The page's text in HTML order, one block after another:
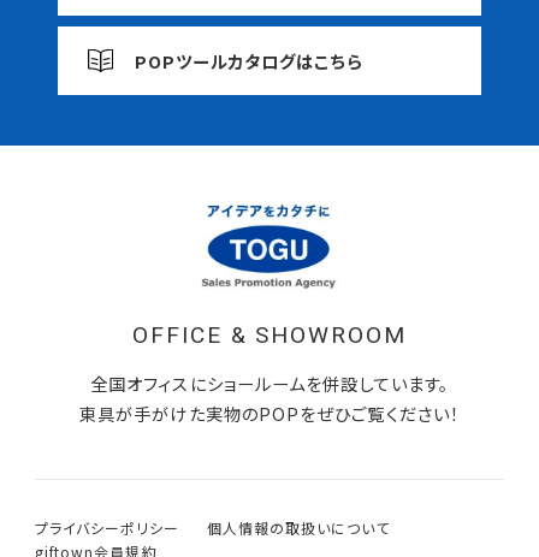
POPツールカタログはこちら
OFFICE & SHOWROOM
全国オフィスにショールームを併設しています。
東具が手がけた実物のPOPをぜひご覧ください！
プライバシーポリシー
個人情報の取扱いについて
giftown会員規約